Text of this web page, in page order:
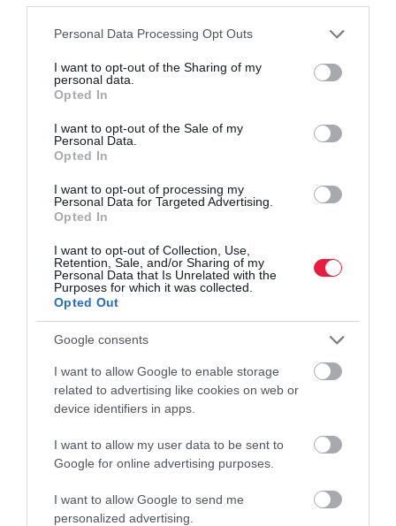
Please note that this website/app uses one or more Google
not limited to your visit or usage behaviour. You may click to
grant or deny consent to Google and its third-party tags to
use your data for below specified purposes in below Google
consent section.
Personal Data Processing Opt Outs
I want to opt-out of the Sharing of my
personal data.
Opted In
I want to opt-out of the Sale of my
Personal Data.
Opted In
I want to opt-out of processing my
Personal Data for Targeted Advertising.
Opted In
I want to opt-out of Collection, Use,
Retention, Sale, and/or Sharing of my
Personal Data that Is Unrelated with the
Purposes for which it was collected.
Opted Out
Google consents
I want to allow Google to enable storage
related to advertising like cookies on web or
device identifiers in apps.
I want to allow my user data to be sent to
Google for online advertising purposes.
I want to allow Google to send me
personalized advertising.
EGÉSZSÉGÜGY
Háziorvoskrízis: azonnali megoldás kell itthon
Magyarországon dolgozó orvosok száma. Mindeközben pedig
tovább nőtt a betöltetlen háziorvosi praxisok aránya, így egyre
több beteg és feladat jut…